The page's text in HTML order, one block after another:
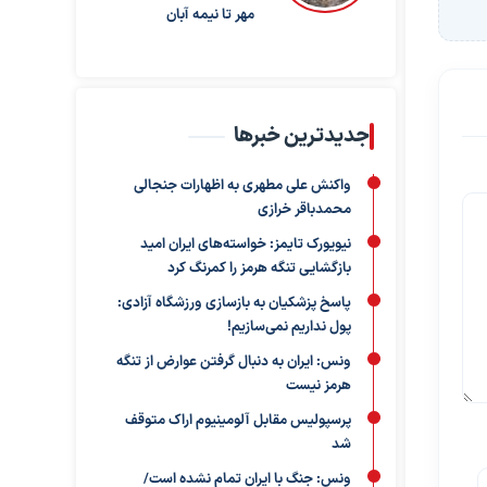
مهر تا نیمه آبان
جدیدترین خبرها
واکنش علی مطهری به اظهارات جنجالی
محمدباقر خرازی
نیویورک تایمز: خواسته‌های ایران امید
بازگشایی تنگه هرمز را کمرنگ کرد
پاسخ پزشکیان به بازسازی ورزشگاه آزادی:
پول نداریم نمی‌سازیم!
ونس: ایران به دنبال گرفتن عوارض از تنگه
هرمز نیست
پرسپولیس مقابل آلومینیوم اراک متوقف
شد
ونس: جنگ با ایران تمام نشده است/